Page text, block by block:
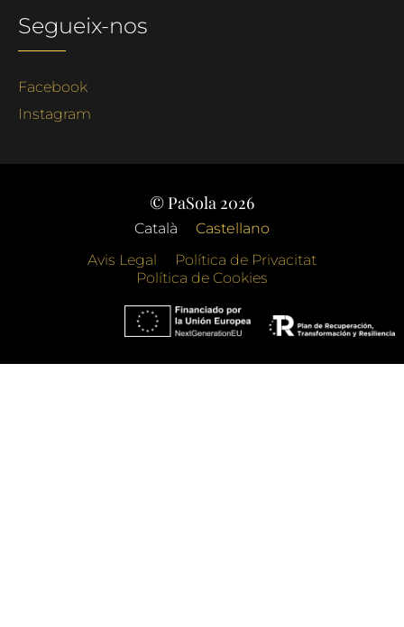
Segueix-nos
Facebook
Instagram
© PaSola 2026
Català
Castellano
Avis Legal
Política de Privacitat
Política de Cookies